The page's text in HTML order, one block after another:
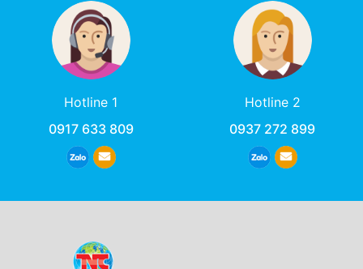
Hotline 1
0917 633 809
Hotline 2
0937 272 899